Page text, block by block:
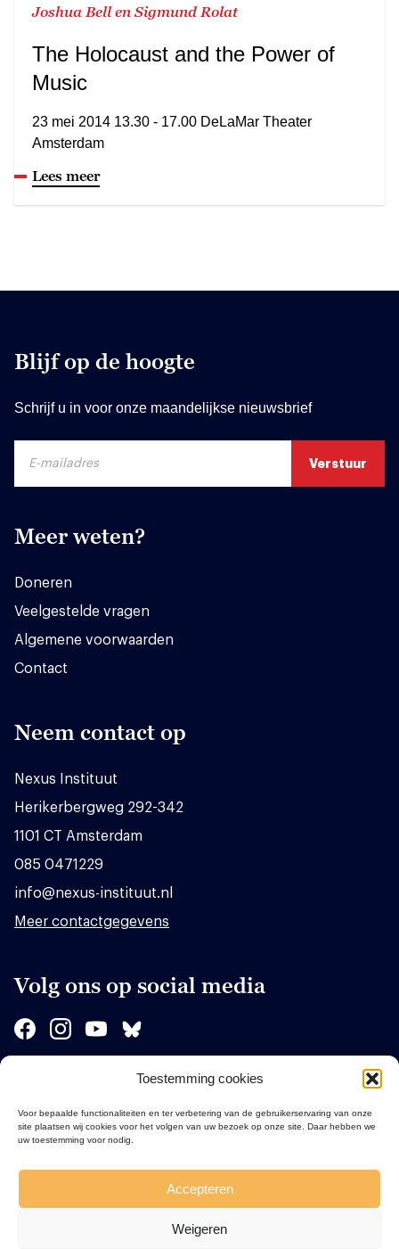
Toestemming cookies
Voor bepaalde functionaliteiten en ter verbetering van de gebruikerservaring van onze
site plaatsen wij cookies voor het volgen van uw bezoek op onze site. Daar hebben we
uw toestemming voor nodig.
Accepteren
Weigeren
Joshua Bell en Sigmund Rolat
The Holocaust and the Power of
Music
23 mei 2014 13.30 - 17.00 DeLaMar Theater
Amsterdam
Lees meer
Blijf op de hoogte
Schrijf u in voor onze maandelijkse nieuwsbrief
Meer weten?
Doneren
Veelgestelde vragen
Algemene voorwaarden
Contact
Neem contact op
Nexus Instituut
Herikerbergweg 292-342
1101 CT Amsterdam
085 0471229
info@nexus-instituut.nl
Meer contactgegevens
Volg ons op social media